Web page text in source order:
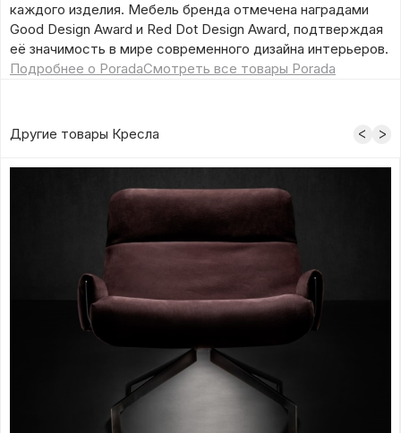
каждого изделия. Мебель бренда отмечена наградами
Good Design Award и Red Dot Design Award, подтверждая
её значимость в мире современного дизайна интерьеров.
Подробнее о PoradaСмотреть все товары Porada
Другие товары Кресла